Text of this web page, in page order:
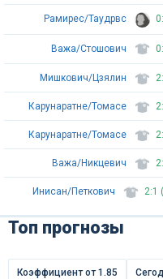
Рамирес/Таудрвс
Важа/Стошович
Мишкович/Цзялин
Карунаратне/Томасе
Карунаратне/Томасе
Важа/Никцевич
Инисан/Петкович 2:1
Топ прогнозы
Коэффициент от 1.85